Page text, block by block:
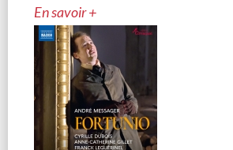
En savoir +